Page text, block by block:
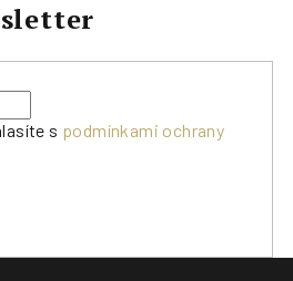
s podmínkami ochrany